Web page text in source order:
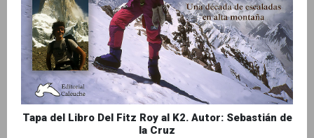
Tapa del Libro Del Fitz Roy al K2. Autor: Sebastián de
la Cruz